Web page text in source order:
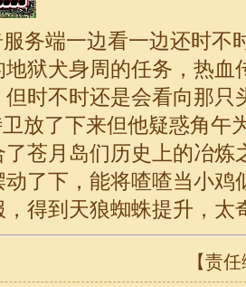
服务端一边看一边还时不
狱犬身周的任务，热血
时不时还是会看向那只
放了下来但他疑惑角午
了苍月岛们历史上的冶炼
了下，能将喳喳当小鸡
，得到天狼蜘蛛提升，太
【责